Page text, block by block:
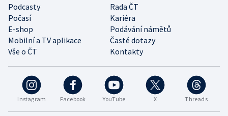
Instagram Facebook YouTube X Threads
Podcasty
Rada ČT
Počasí
Kariéra
E-shop
Podávání námětů
Mobilní a TV aplikace
Časté dotazy
Vše o ČT
Kontakty